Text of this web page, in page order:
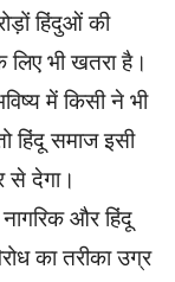
हिंदुओं की
भी खतरा है।
में किसी ने भी
हिंदू समाज इसी
से देगा।
और हिंदू
का तरीका उग्र